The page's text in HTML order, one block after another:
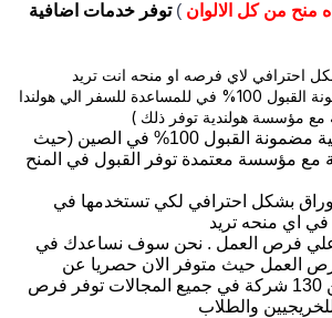
منح من كل الالوان )توفر خدمات اضافية
احترافي لاي فرصه او منحه انت تريد
نوفر فرص مضمونة القبول 100% في للمساعدة للسفر الي هولندا
مع مؤسسة هولندية توفر ذلك )
نوفر منح دراسية مضمونة القبول 100% في الصين (حيث
مع مؤسسة معتمدة توفر القبول في المنح
بشكل احترافي لكي تستخدمها في
في اي منحه تريد
علي فرص العمل . نحن سوف نساعدك في
العمل حيث متوفر الان حصريا عن
طريقنا اكثر من 130 شركة في جميع المجالات توفر فرص
والطلاب